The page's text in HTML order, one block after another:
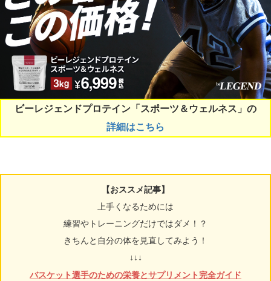
ビーレジェンドプロテイン「スポーツ＆ウェルネス」の
詳細はこちら
【おススメ記事】
上手くなるためには
練習やトレーニングだけではダメ！？
きちんと自分の体を見直してみよう！
↓↓↓
バスケット選手のための栄養とサプリメント完全ガイド